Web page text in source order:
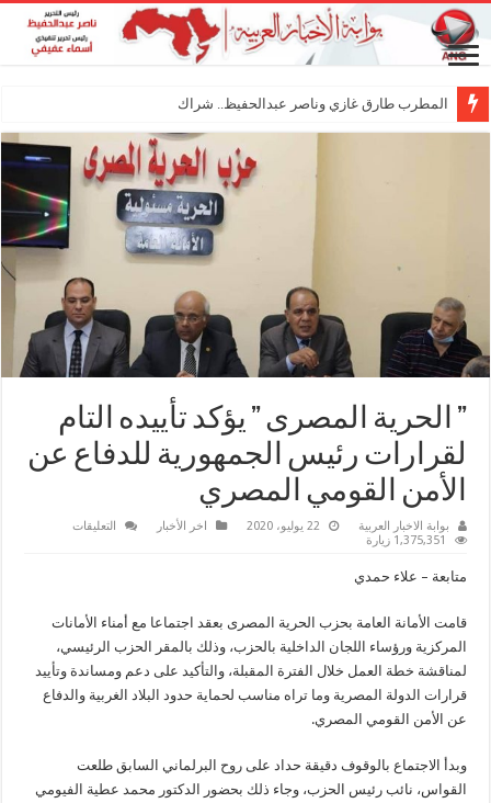
المطرب طارق غازي وناصر عبدالحفيظ.. شراكة فنية ترس
” الحرية المصرى ” يؤكد تأييده التام
لقرارات رئيس الجمهورية للدفاع عن
الأمن القومي المصري
بوابة الاخبار العربية 22 يوليو، 2020 اخر الأخبار التعليقات
التام
رئيس
الجمهورية
للدفاع
عن
1,375,351 زيارة
متابعة – علاء حمدي
قامت الأمانة العامة بحزب الحرية المصرى بعقد اجتماعا مع أمناء الأمانات
المركزية ورؤساء اللجان الداخلية بالحزب، وذلك بالمقر الحزب الرئيسي،
لمناقشة خطة العمل خلال الفترة المقبلة، والتأكيد على دعم ومساندة وتأييد
قرارات الدولة المصرية وما تراه مناسب لحماية حدود البلاد الغربية والدفاع
عن الأمن القومي المصري.
وبدأ الاجتماع بالوقوف دقيقة حداد على روح البرلماني السابق طلعت
القواس، نائب رئيس الحزب، وجاء ذلك بحضور الدكتور محمد عطية الفيومي